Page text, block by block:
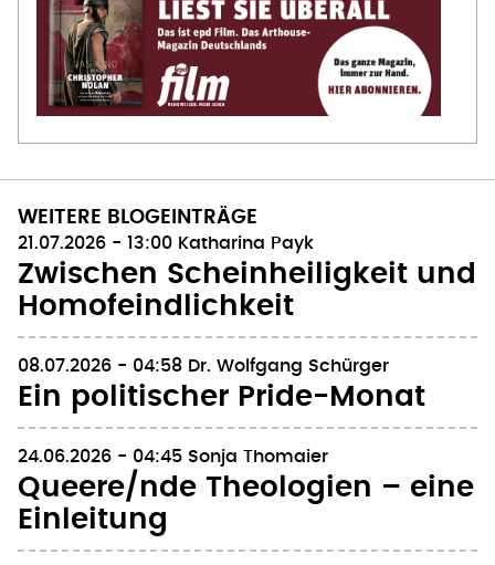
21.07.2026 - 13:00 Katharina Payk
Zwischen Scheinheiligkeit und
Homofeindlichkeit
Ein politischer Pride-Monat
Queere/nde Theologien – eine
Einleitung